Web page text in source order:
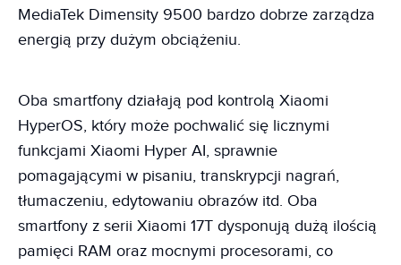
MediaTek Dimensity 9500 bardzo dobrze zarządza
energią przy dużym obciążeniu.
Oba smartfony działają pod kontrolą Xiaomi
HyperOS, który może pochwalić się licznymi
funkcjami Xiaomi Hyper AI, sprawnie
pomagającymi w pisaniu, transkrypcji nagrań,
tłumaczeniu, edytowaniu obrazów itd. Oba
smartfony z serii Xiaomi 17T dysponują dużą ilością
pamięci RAM oraz mocnymi procesorami, co